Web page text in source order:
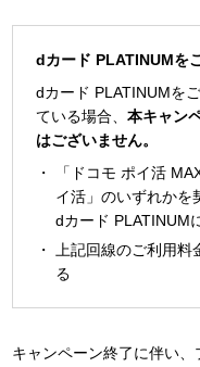
dカード PLATINUMを
dカード PLATINUMを
ている場合、 本キャン
はございません。
「ドコモ ポイ活
イ活」のいずれかを
dカード PLATINUM
上記回線のご利用
る
キャンペーン終了に伴い